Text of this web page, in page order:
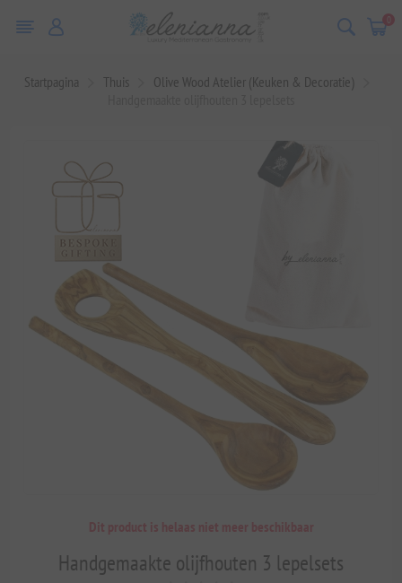
0
Startpagina Thuis
Olive Wood Atelier (Keuken & Decoratie)
Dit product is helaas niet meer beschikbaar
Handgemaakte olijfhouten 3 lepelsets